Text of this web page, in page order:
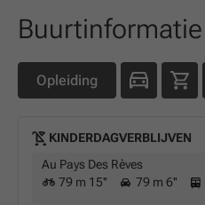
Buurtinformatie
Opleiding
KINDERDAGVERBLIJVEN
Au Pays Des Rèves
79 m 15''
79 m 6''